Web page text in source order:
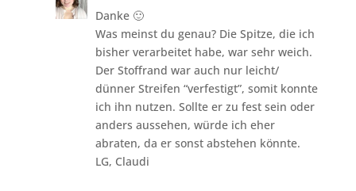
Danke 🙂
Was meinst du genau? Die Spitze, die ich
bisher verarbeitet habe, war sehr weich.
Der Stoffrand war auch nur leicht/
dünner Streifen “verfestigt”, somit konnte
ich ihn nutzen. Sollte er zu fest sein oder
anders aussehen, würde ich eher
abraten, da er sonst abstehen könnte.
LG, Claudi